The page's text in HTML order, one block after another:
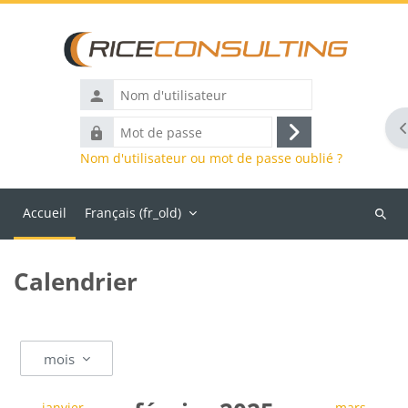
Nom
d'utilisateur
Mot
de
Connexion
Nom d'utilisateur ou mot de passe oublié ?
Accueil Français ‎(fr_old)‎
Calendrier
mois